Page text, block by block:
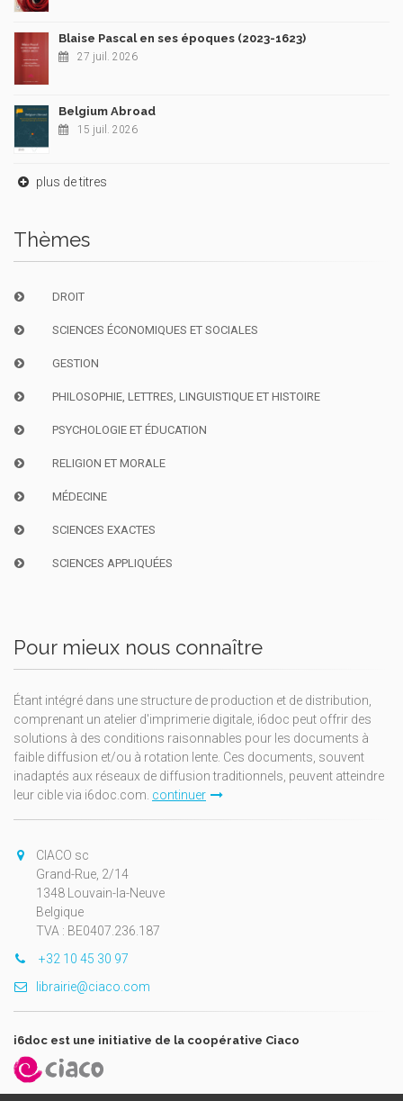
Blaise Pascal en ses époques (2023-1623)
27 juil. 2026
Belgium Abroad
15 juil. 2026
plus de titres
Thèmes
DROIT
SCIENCES ÉCONOMIQUES ET SOCIALES
GESTION
PHILOSOPHIE, LETTRES, LINGUISTIQUE ET HISTOIRE
PSYCHOLOGIE ET ÉDUCATION
RELIGION ET MORALE
MÉDECINE
SCIENCES EXACTES
SCIENCES APPLIQUÉES
Pour mieux nous connaître
Étant intégré dans une structure de production et de distribution,
comprenant un atelier d'imprimerie digitale, i6doc peut offrir des
solutions à des conditions raisonnables pour les documents à
faible diffusion et/ou à rotation lente. Ces documents, souvent
inadaptés aux réseaux de diffusion traditionnels, peuvent atteindre
leur cible via i6doc.com. continuer
CIACO sc
Grand-Rue, 2/14
1348 Louvain-la-Neuve
Belgique
TVA : BE0407.236.187
+32 10 45 30 97
librairie@ciaco.com
i6doc est une initiative de la coopérative Ciaco